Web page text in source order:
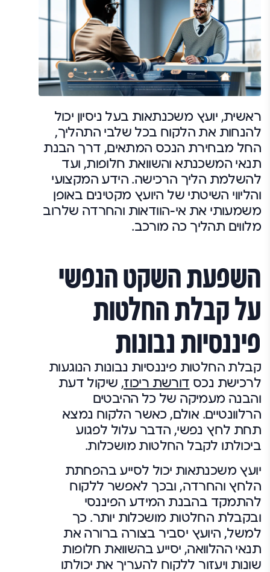
ראשית, יועץ משכנתאות בעל ניסיון יכול
להנחות את הלקוח בכל שלבי התהליך,
החל מבחירת הנכס המתאים, דרך הבנת
תנאי המשכנתא והשוואת חלופות, ועד
להשלמת הליך הרכישה. הידע המקצועי
והליווי השיטתי של היועץ מקטינים באופן
משמעותי את אי-הוודאות והחרדה שלרוב
מלווים תהליך כה מורכב.
השפעת השקט הנפשי
על קבלת החלטות
פיננסיות נבונות
קבלת החלטות פיננסיות נבונות הנוגעות
לרכישת נכס דורשת ריכוז, שיקול דעת
והבנה מעמיקה של כל ההיבטים
הרלוונטיים. אולם, כאשר הלקוח נמצא
תחת לחץ נפשי, הדבר עלול לפגוע
ביכולתו לקבל החלטות מושכלות.
יועץ משכנתאות יכול לסייע בהפחתת
הלחץ והחרדה, ובכך לאפשר ללקוח
להתמקד בהבנת המידע הפיננסי
ובקבלת החלטות מושכלות יותר. כך
למשל, היועץ יסביר בצורה ברורה את
תנאי ההלוואה, יסייע בהשוואת חלופות
שונות ויעזור ללקוח להעריך את יכולתו